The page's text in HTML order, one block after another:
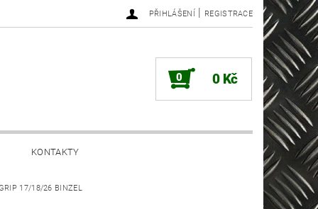
PŘIHLÁŠENÍ | REGISTRACE
0 0 Kč
KONTAKTY
17/18/26 BINZEL